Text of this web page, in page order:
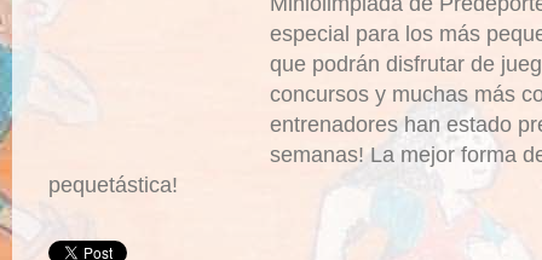
especial para los más
que podrán disfrutar de
concursos y muchas más
entrenadores han estado
semanas! La mejor forma
pequetástica!